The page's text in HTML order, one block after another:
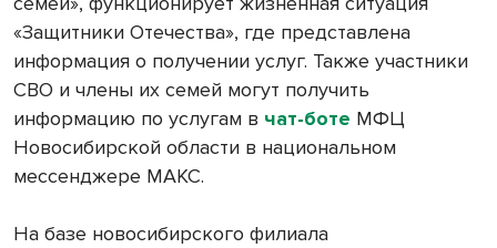
«Защитники Отечества», где представлена
информация о получении услуг. Также участники
СВО и члены их семей могут получить
информацию по услугам в чат-боте МФЦ
Новосибирской области в национальном
мессенджере МАКС.
На базе новосибирского филиала